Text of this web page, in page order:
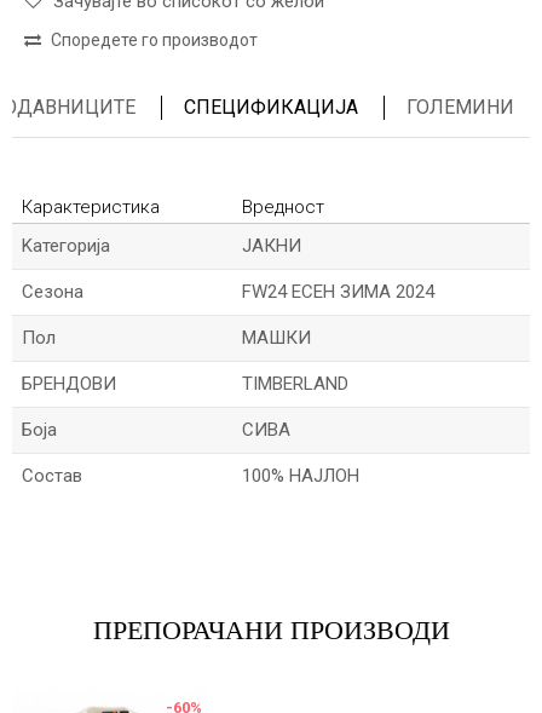
Споредете го производот
СПЕЦИФИКАЦИЈА ГОЛЕМИНИ
Карактеристика
Вредност
Kатегорија
ЈАКНИ
Сезона FW24 ЕСЕН ЗИМА 2024
Пол МАШКИ
БРЕНДОВИ TIMBERLAND
Боја СИВА
Состав 100% НАЈЛОН
ПРЕПОРАЧАНИ ПРОИЗВОДИ
-60%